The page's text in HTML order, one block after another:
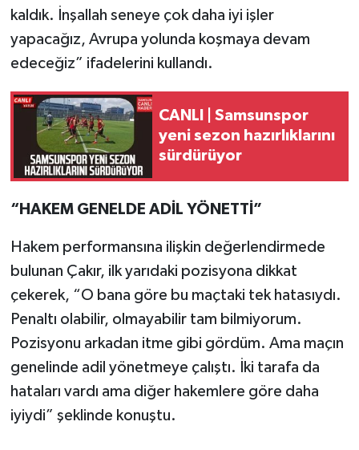
kaldık. İnşallah seneye çok daha iyi işler
yapacağız, Avrupa yolunda koşmaya devam
edeceğiz” ifadelerini kullandı.
CANLI | Samsunspor
yeni sezon hazırlıklarını
sürdürüyor
“HAKEM GENELDE ADİL YÖNETTİ”
Hakem performansına ilişkin değerlendirmede
bulunan Çakır, ilk yarıdaki pozisyona dikkat
çekerek, “O bana göre bu maçtaki tek hatasıydı.
Penaltı olabilir, olmayabilir tam bilmiyorum.
Pozisyonu arkadan itme gibi gördüm. Ama maçın
genelinde adil yönetmeye çalıştı. İki tarafa da
hataları vardı ama diğer hakemlere göre daha
iyiydi” şeklinde konuştu.